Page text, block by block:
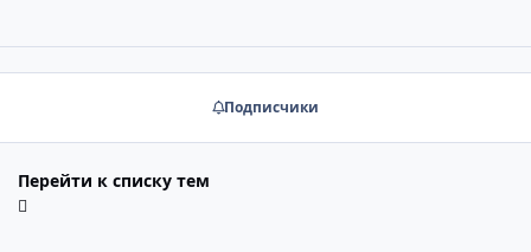
Подписчики
Перейти к списку тем